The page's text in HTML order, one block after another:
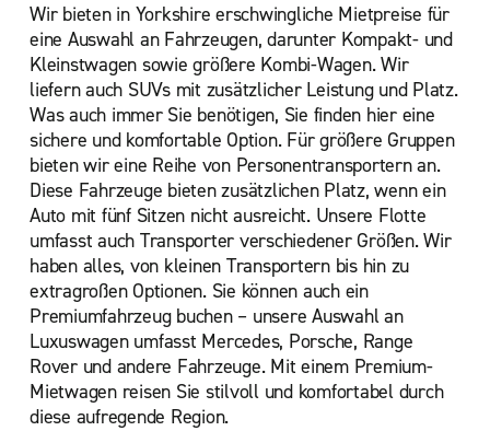
Wir bieten in Yorkshire erschwingliche Mietpreise für
eine Auswahl an Fahrzeugen, darunter Kompakt- und
Kleinstwagen sowie größere Kombi-Wagen. Wir
liefern auch SUVs mit zusätzlicher Leistung und Platz.
Was auch immer Sie benötigen, Sie finden hier eine
sichere und komfortable Option. Für größere Gruppen
bieten wir eine Reihe von Personentransportern an.
Diese Fahrzeuge bieten zusätzlichen Platz, wenn ein
Auto mit fünf Sitzen nicht ausreicht. Unsere Flotte
umfasst auch Transporter verschiedener Größen. Wir
haben alles, von kleinen Transportern bis hin zu
extragroßen Optionen. Sie können auch ein
Premiumfahrzeug buchen – unsere Auswahl an
Luxuswagen umfasst Mercedes, Porsche, Range
Rover und andere Fahrzeuge. Mit einem Premium-
Mietwagen reisen Sie stilvoll und komfortabel durch
diese aufregende Region.